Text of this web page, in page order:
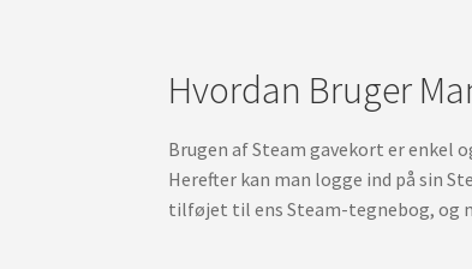
Hvordan Bruger
Brugen af Steam gavekort er enkel
Herefter kan man logge ind på sin
tilføjet til ens Steam-tegnebog, og